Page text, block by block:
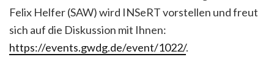
Felix Helfer (SAW) wird INSeRT vorstellen und freut
sich auf die Diskussion mit Ihnen:
https://events.gwdg.de/event/1022/.